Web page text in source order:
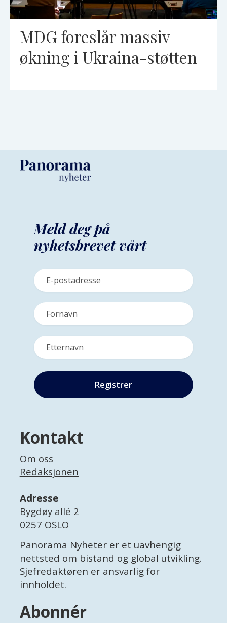
MDG foreslår massiv
økning i Ukraina-støtten
Meld deg på
nyhetsbrevet vårt
Kontakt
Om oss
Redaksjonen
Adresse
Bygdøy allé 2
0257 OSLO
Panorama Nyheter er et uavhengig
nettsted om bistand og global utvikling.
Sjefredaktøren er ansvarlig for
innholdet.
Abonnér